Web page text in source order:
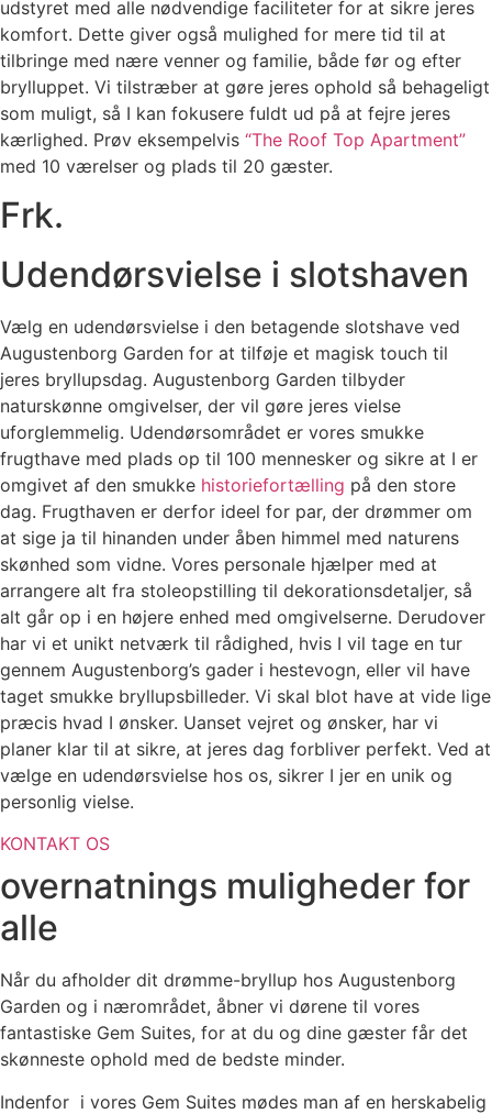
udstyret med alle nødvendige faciliteter for at sikre jeres
komfort. Dette giver også mulighed for mere tid til at
tilbringe med nære venner og familie, både før og efter
brylluppet. Vi tilstræber at gøre jeres ophold så behageligt
som muligt, så I kan fokusere fuldt ud på at fejre jeres
kærlighed. Prøv eksempelvis “The Roof Top Apartment”
med 10 værelser og plads til 20 gæster.
Frk.
Udendørsvielse i slotshaven
Vælg en udendørsvielse i den betagende slotshave ved
Augustenborg Garden for at tilføje et magisk touch til
jeres bryllupsdag. Augustenborg Garden tilbyder
naturskønne omgivelser, der vil gøre jeres vielse
uforglemmelig. Udendørsområdet er vores smukke
frugthave med plads op til 100 mennesker og sikre at I er
omgivet af den smukke historiefortælling på den store
dag. Frugthaven er derfor ideel for par, der drømmer om
at sige ja til hinanden under åben himmel med naturens
skønhed som vidne. Vores personale hjælper med at
arrangere alt fra stoleopstilling til dekorationsdetaljer, så
alt går op i en højere enhed med omgivelserne. Derudover
har vi et unikt netværk til rådighed, hvis I vil tage en tur
gennem Augustenborg’s gader i hestevogn, eller vil have
taget smukke bryllupsbilleder. Vi skal blot have at vide lige
præcis hvad I ønsker. Uanset vejret og ønsker, har vi
planer klar til at sikre, at jeres dag forbliver perfekt. Ved at
vælge en udendørsvielse hos os, sikrer I jer en unik og
personlig vielse.
KONTAKT OS
overnatnings muligheder for
alle
Når du afholder dit drømme-bryllup hos Augustenborg
Garden og i nærområdet, åbner vi dørene til vores
fantastiske Gem Suites, for at du og dine gæster får det
skønneste ophold med de bedste minder.
Indenfor i vores Gem Suites mødes man af en herskabelig